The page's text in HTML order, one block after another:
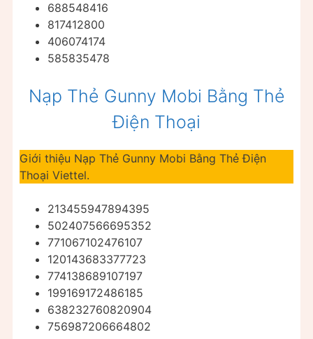
688548416
817412800
406074174
585835478
Nạp Thẻ Gunny Mobi Bằng Thẻ
Điện Thoại
Giới thiệu Nạp Thẻ Gunny Mobi Bằng Thẻ Điện
Thoại Viettel.
213455947894395
502407566695352
771067102476107
120143683377723
774138689107197
199169172486185
638232760820904
756987206664802